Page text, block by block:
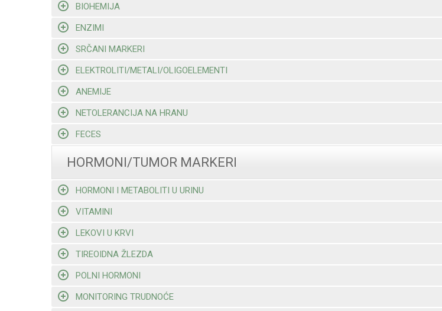
BIOHEMIJA
ENZIMI
SRČANI MARKERI
ELEKTROLITI/METALI/OLIGOELEMENTI
ANEMIJE
NETOLERANCIJA NA HRANU
FECES
HORMONI/TUMOR MARKERI
HORMONI I METABOLITI U URINU
VITAMINI
LEKOVI U KRVI
TIREOIDNA ŽLEZDA
POLNI HORMONI
MONITORING TRUDNOĆE